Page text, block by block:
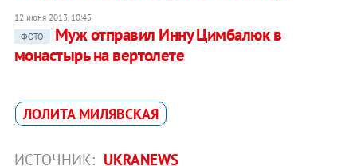
12 июня 2013, 10:45
ФОТО
Муж отправил Инну Цимбалюк в
монастырь на вертолете
ЛОЛИТА МИЛЯВСКАЯ
ИСТОЧНИК: UKRANEWS